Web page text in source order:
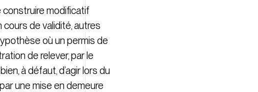
construire modificatif
cours de validité, autres
où un permis de
de relever, par le
à défaut, d’agir lors du
une mise en demeure